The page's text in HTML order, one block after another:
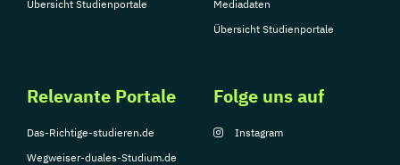
Übersicht Studienportale
Mediadaten
Übersicht Studienportale
Relevante Portale
Das-Richtige-studieren.de
Wegweiser-duales-Studium.de
Folge uns auf
Instagram